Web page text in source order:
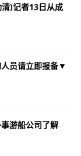
)记者13日从成
员请立即报备▼
游船公司了解